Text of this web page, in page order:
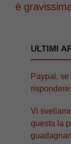
è
ULTIMI
Paypal,
Vi
questa la